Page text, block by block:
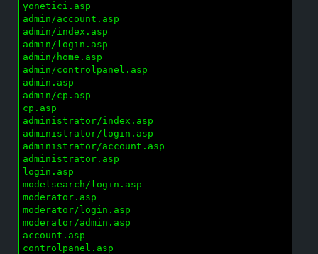
yonetici.asp
admin/account.asp
admin/index.asp
admin/login.asp
admin/home.asp
admin/controlpanel.asp
admin.asp
admin/cp.asp
cp.asp
administrator/index.asp
administrator/login.asp
administrator/account.asp
administrator.asp
login.asp
modelsearch/login.asp
moderator.asp
moderator/login.asp
moderator/admin.asp
account.asp
controlpanel.asp